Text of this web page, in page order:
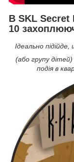
В SKL
10
Ідеально
(або групу
подія в